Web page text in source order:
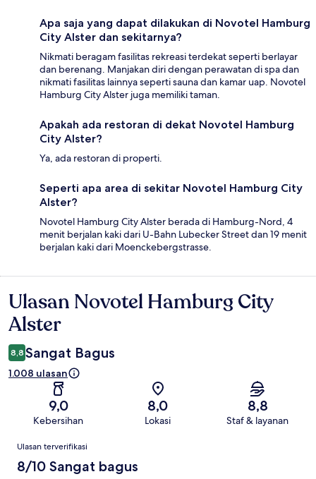
Apa saja yang dapat dilakukan di Novotel Hamburg
City Alster dan sekitarnya?
Nikmati beragam fasilitas rekreasi terdekat seperti berlayar
dan berenang. Manjakan diri dengan perawatan di spa dan
nikmati fasilitas lainnya seperti sauna dan kamar uap. Novotel
Hamburg City Alster juga memiliki taman.
Apakah ada restoran di dekat Novotel Hamburg
City Alster?
Ya, ada restoran di properti.
Seperti apa area di sekitar Novotel Hamburg City
Alster?
Novotel Hamburg City Alster berada di Hamburg-Nord, 4
menit berjalan kaki dari U-Bahn Lubecker Street dan 19 menit
berjalan kaki dari Moenckebergstrasse.
Ulasan
Ulasan Novotel Hamburg City
Alster
8,8 Sangat Bagus
1.008 ulasan
9,0
Kebersihan
8,0
Lokasi
8,8
Staf & layanan
Ulasan
Ulasan terverifikasi
8/10 Sangat bagus